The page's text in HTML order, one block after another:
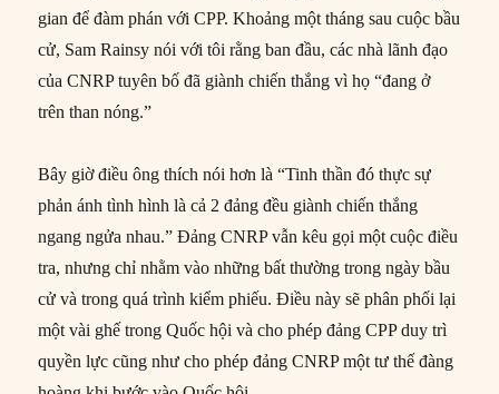
gian để đàm phán với CPP. Khoảng một tháng sau cuộc bầu
cử, Sam Rainsy nói với tôi rằng ban đầu, các nhà lãnh đạo
của CNRP tuyên bố đã giành chiến thắng vì họ “đang ở
trên than nóng.”
Bây giờ điều ông thích nói hơn là “Tinh thần đó thực sự
phản ánh tình hình là cả 2 đảng đều giành chiến thắng
ngang ngửa nhau.” Đảng CNRP vẫn kêu gọi một cuộc điều
tra, nhưng chỉ nhằm vào những bất thường trong ngày bầu
cử và trong quá trình kiểm phiếu. Điều này sẽ phân phối lại
một vài ghế trong Quốc hội và cho phép đảng CPP duy trì
quyền lực cũng như cho phép đảng CNRP một tư thế đàng